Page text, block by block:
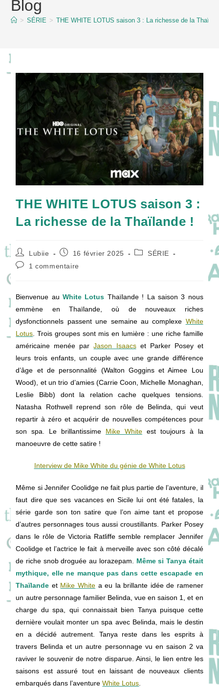
contentBlog
> SÉRIE > THE WHITE LOTUS saison 3 : La richesse de la
THE WHITE LOTUS saison 3 :
La richesse de la Thaïlande !
Auteur/autrice
de
la
Lubiie
Publication
16 février 2025
PostSÉRIE
Commentaires
1 commentaire
Bienvenue auWhite Lotus Thaïlande ! La saison 3 nous
emmène en Thaïlande, où de nouveaux riches
dysfonctionnels passent une semaine au complexe White
Lotus . Trois groupes sont mis en lumière : une riche famille
américaine menée parJason Isaacset Parker Posey et
leurs trois enfants, un couple avec une grande différence
d’âge et de personnalité (Walton Goggins et Aimee Lou
Wood), et un trio d’amies (Carrie Coon, Michelle Monaghan,
Leslie Bibb) dont la relation cache quelques tensions.
Natasha Rothwell reprend son rôle de Belinda, qui veut
repartir à zéro et acquérir de nouvelles compétences pour
son spa. Le brillantissime Mike Whiteest toujours à la
manoeuvre de cette satire !
Interview de Mike White du génie de White Lotus
Même si Jennifer Coolidge ne fait plus partie de l’aventure, il
faut dire que ses vacances en Sicile lui ont été fatales, la
série garde son ton satire que l’on aime tant et propose
d’autres personnages tous aussi croustillants. Parker Posey
dans le rôle de Victoria Ratliffe semble remplacer Jennifer
Coolidge et l’actrice le fait à merveille avec son côté décalé
de riche snob droguée au lorazepam. Même si Tanya était
mythique, elle ne manque pas dans cette escapade en
Thaïlande et Mike Whitea eu la brillante idée de ramener
un autre personnage familier Belinda, vue en saison 1, et en
charge du spa, qui connaissait bien Tanya puisque cette
dernière voulait monter un spa avec Belinda, mais le destin
en a décidé autrement. Tanya reste dans les esprits à
travers Belinda et un autre personnage vu en saison 2 va
raviver le souvenir de notre disparue. Ainsi, le lien entre les
saisons est assuré tout en laissant de nouveaux clients
embarqués dans l’aventureWhite Lotus